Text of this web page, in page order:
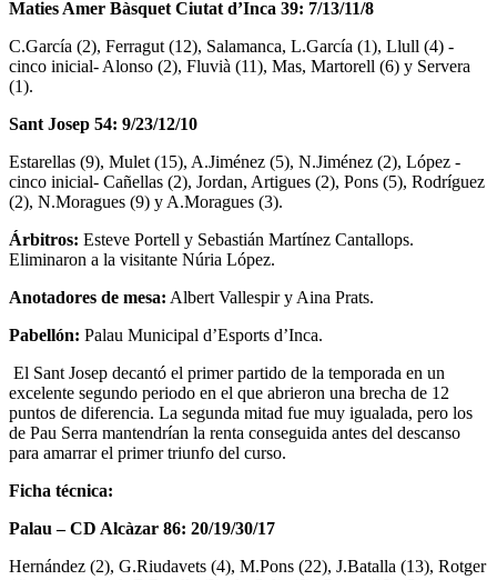
Maties Amer Bàsquet Ciutat d’Inca 39: 7/13/11/8
C.García (2), Ferragut (12), Salamanca, L.García (1), Llull (4) -
cinco inicial- Alonso (2), Fluvià (11), Mas, Martorell (6) y Servera
(1).
Sant Josep 54: 9/23/12/10
Estarellas (9), Mulet (15), A.Jiménez (5), N.Jiménez (2), López -
cinco inicial- Cañellas (2), Jordan, Artigues (2), Pons (5), Rodríguez
(2), N.Moragues (9) y A.Moragues (3).
Árbitros: Esteve Portell y Sebastián Martínez Cantallops.
Eliminaron a la visitante Núria López.
Anotadores de mesa: Albert Vallespir y Aina Prats.
Pabellón: Palau Municipal d’Esports d’Inca.
El Sant Josep decantó el primer partido de la temporada en un
excelente segundo periodo en el que abrieron una brecha de 12
puntos de diferencia. La segunda mitad fue muy igualada, pero los
de Pau Serra mantendrían la renta conseguida antes del descanso
para amarrar el primer triunfo del curso.
Ficha técnica:
Palau – CD Alcàzar 86: 20/19/30/17
Hernández (2), G.Riudavets (4), M.Pons (22), J.Batalla (13), Rotger